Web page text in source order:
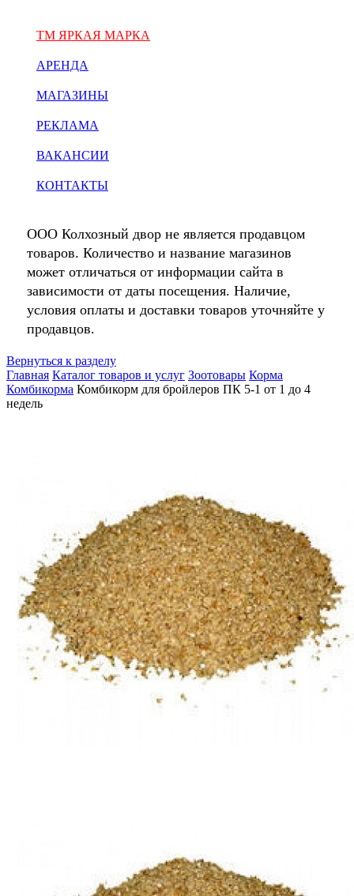
ТМ ЯРКАЯ МАРКА
АРЕНДА
МАГАЗИНЫ
РЕКЛАМА
ВАКАНСИИ
КОНТАКТЫ
ООО Колхозный двор не является продавцом
товаров. Количество и название магазинов
может отличаться от информации сайта в
зависимости от даты посещения. Наличие,
условия оплаты и доставки товаров уточняйте у
продавцов.
Вернуться к разделу
Главная Каталог товаров и услуг Зоотовары Корма
Комбикорма Комбикорм для бройлеров ПК 5-1 от 1 до 4
недель